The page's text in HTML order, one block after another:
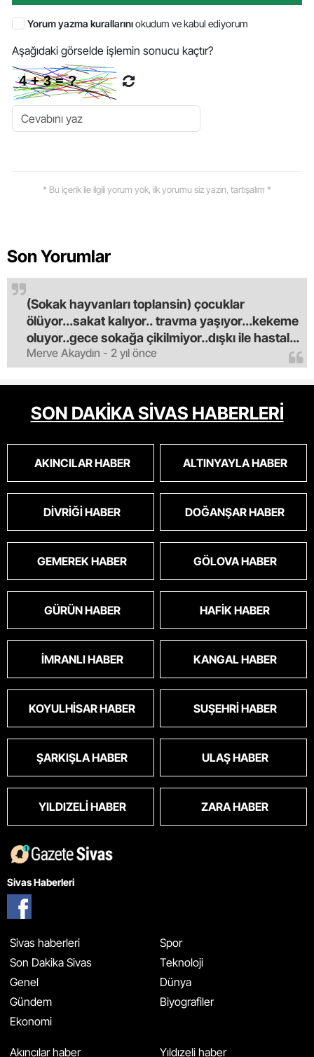
Yorum yazma kurallarınıokudum ve kabul ediyorum
Aşağıdaki görselde işlemin sonucu kaçtır?
* Bu içerik ile ilgili yorum yok, ilk yorumu siz yazın, tartışalım *
Son Yorumlar
Merve Akaydın - 2 yıl önce
(Sokak hayvanları toplansin) çocuklar
ölüyor...sakat kalıyor.. travma yaşıyor...kekeme
oluyor..gece sokağa çikilmiyor..dışkı ile hastalık
saciyorlar.araba ve taksi olmadan eve
gldemiyoruz.artik bıktık.mama lobisinden para
alan tipler yüzünden bu vahşi hayvanlar
masum algısı yapılıyor.iki gün aç kalsa kendi
cinsini bile öldüren bu kopekler derhal
oldu.korkuyoruz.
SON DAKİKA SİVAS HABERLERİ
AKINCILAR HABER ALTINYAYLA HABER
DIVRIĞI HABER DOĞANŞAR HABER
GEMEREK HABER GÖLOVA HABER
GÜRÜN HABER HAFIK HABER
İMRANLI HABER KANGAL HABER
KOYULHISAR HABER SUŞEHRI HABER
ŞARKIŞLA HABER ULAŞ HABER
YILDIZELI HABER ZARA HABER
Sivas Haberleri
Sivas haberleri
Son Dakika Sivas
Genel
Gündem
Ekonomi
Spor
Teknoloji
Dünya
Biyografiler
Akıncılar haber Yıldızeli haber